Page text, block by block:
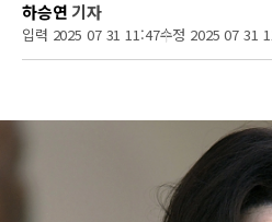
하승연기자
입력 2025 07 31 11:47수정 2025 07 31